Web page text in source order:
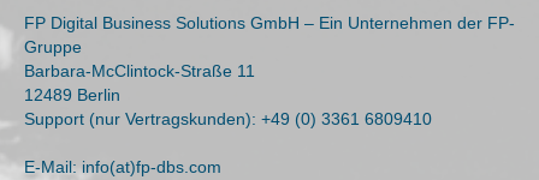
FP Digital Business Solutions GmbH – Ein Unternehmen der FP-
Gruppe
Barbara-McClintock-Straße 11
12489 Berlin
Support (nur Vertragskunden): +49 (0) 3361 6809410
E-Mail: info(at)fp-dbs.com